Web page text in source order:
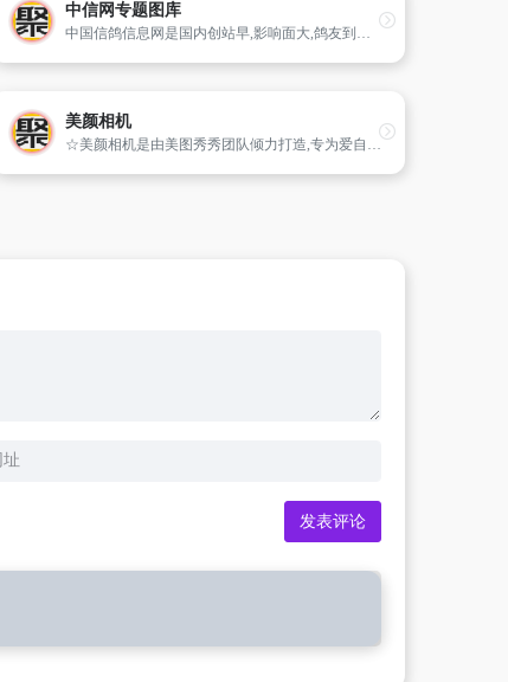
中信网专题图库
中国信鸽信息网是国内创站早,影响面大,鸽友到访人数多的专业赛鸽信息网站平台、铭鸽在线展销平台!与国内百家赛鸽公棚、信鸽协会、赛鸽俱乐部合作信鸽赛事网络在线播报。赛鸽信息为丰富、全面、广泛,内容更新及时、迅速,目前已成为广大鸽友上网的必经之站、爱鸽人的网上乐园!
美颜相机
☆美颜相机是由美图秀秀团队倾力打造,专为爱自拍的女生量身定制的效果超的自拍神器☆ 全球首发智能美颜系统,完美保留脸部细节。颠覆传统拍照效果,瞬间自动美肤瘦脸,让你瞬间爱上自己！